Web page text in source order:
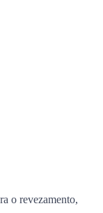
o revezamento,